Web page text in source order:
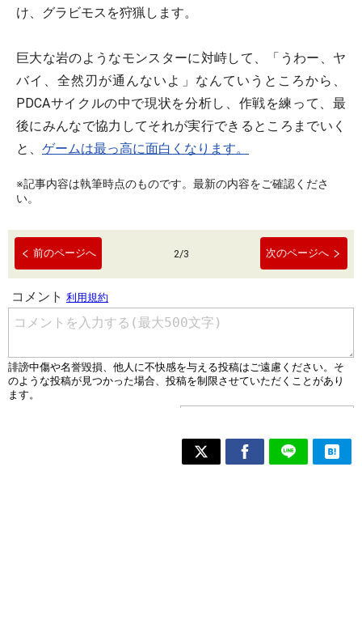
け、グラビモスを狩猟します。
巨大な岩のようなモンスターに対峙して、「うわー、ヤ
バイ、全然刃が通んないよ」なんていうところから、
PDCAサイクルの中で現状を分析し、作戦を練って、最
後にみんなで協力してそれが実行できるところまでいく
と、 ゲームは最っ高に面白くなります。
※記事内容は執筆時点のものです。最新の内容をご確認くださ
い。
前のページへ 2/3 次のページへ